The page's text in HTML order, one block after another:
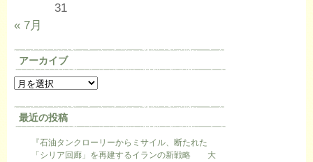
31
« 7月
アーカイブ
最近の投稿
『石油タンクローリーからミサイル、断たれた
「シリア回廊」を再建するイランの新戦略 大